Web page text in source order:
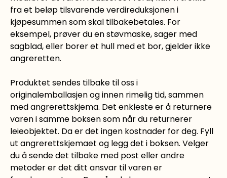
fra et beløp tilsvarende verdireduksjonen i
kjøpesummen som skal tilbakebetales. For
eksempel, prøver du en støvmaske, sager med
sagblad, eller borer et hull med et bor, gjelder ikke
angreretten.
Produktet sendes tilbake til oss i
originalemballasjen og innen rimelig tid, sammen
med angrerettskjema. Det enkleste er å returnere
varen i samme boksen som når du returnerer
leieobjektet. Da er det ingen kostnader for deg. Fyll
ut angrerettskjemaet og legg det i boksen. Velger
du å sende det tilbake med post eller andre
metoder er det ditt ansvar til varen er